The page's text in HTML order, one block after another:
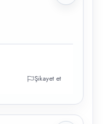
Şikayet et